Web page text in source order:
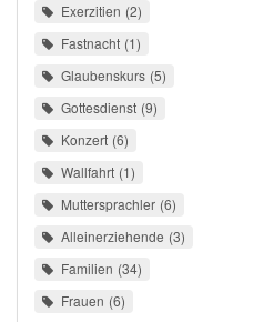
Exerzitien 2
Fastnacht 1
Glaubenskurs 5
Gottesdienst 9
Konzert 6
Wallfahrt 1
Muttersprachler 6
Alleinerziehende 3
Familien 34
Frauen 6